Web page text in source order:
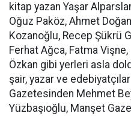
kitap yazan Yaşar
Oğuz Paköz, Ahmet
Kozanoğlu, Recep Şükrü
Ferhat Ağca, Fatma
Özkan gibi yerleri asla
şair, yazar ve
Gazetesinden Mehmet
Yüzbaşıoğlu, Manşet